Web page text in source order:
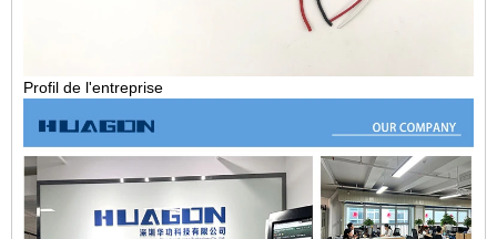
Profil de l'entreprise